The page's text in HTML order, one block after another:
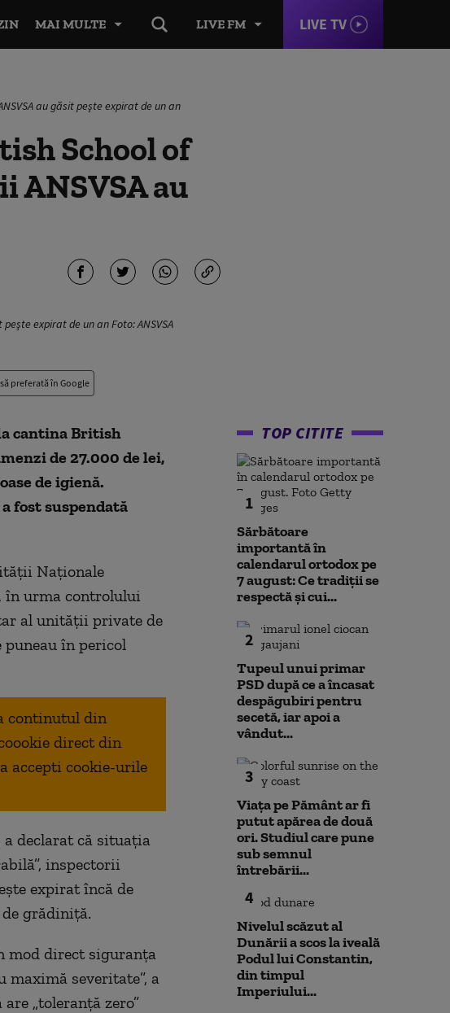
LIVE FM LIVE TV
MAI MULTE
au găsit peşte expirat de un an
School of
ANSVSA au
expirat de un an Foto: ANSVSA
preferată în Google
cantina British
de 27.000 de lei,
de igienă.
fost suspendată
Naționale
în urma controlului
al unităţii private de
în pericol
continutul din
direct din
accepti cookie-urile
declarat că situaţia
inspectorii
expirat încă de
grădiniţă.
mod direct siguranţa
severitate”, a
„toleranţă zero”
TOP CITITE
1
Sărbătoare
importantă în
calendarul ortodox pe
7 august: Ce tradiții se
respectă și cui...
2
Tupeul unui primar
PSD după ce a încasat
despăgubiri pentru
secetă, iar apoi a
vândut...
3
Viața pe Pământ ar fi
putut apărea de două
ori. Studiul care pune
sub semnul
întrebării...
4
Nivelul scăzut al
Dunării a scos la iveală
Podul lui Constantin,
din timpul
Imperiului...